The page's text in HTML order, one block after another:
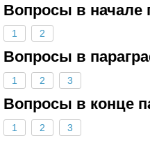
Вопросы в начале
1 2
Вопросы в
1 2 3
Вопросы в конце
1 2 3